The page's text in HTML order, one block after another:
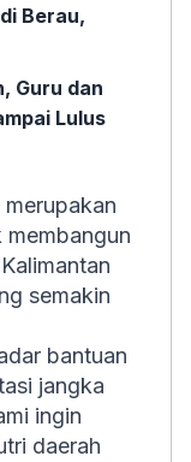
Berau,
Guru dan
Lulus
semakin
bantuan
jangka
ingin
daerah